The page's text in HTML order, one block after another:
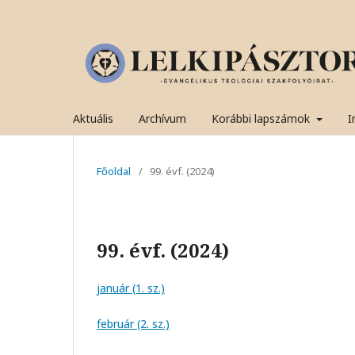
Aktuális Archívum Korábbi lapszámok
Főoldal / 99. évf. (2024)
99. évf. (2024)
január (1. sz.)
február (2. sz.)